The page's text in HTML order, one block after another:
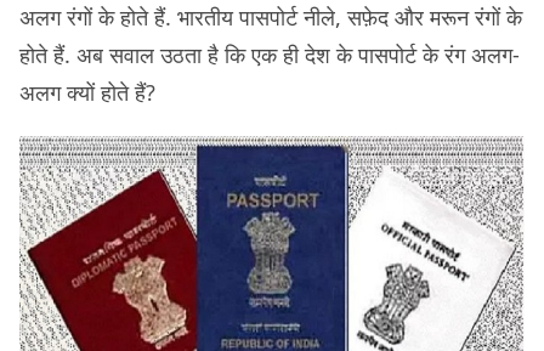
अलग रंगों के होते हैं. भारतीय पासपोर्ट नीले, सफ़ेद और मरून रंगों के
होते हैं. अब सवाल उठता है कि एक ही देश के पासपोर्ट के रंग अलग-
अलग क्यों होते हैं?